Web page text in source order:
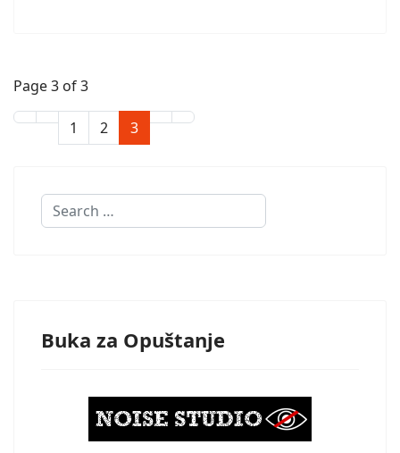
Page 3 of 3
1 2 3
Search
Buka za Opuštanje